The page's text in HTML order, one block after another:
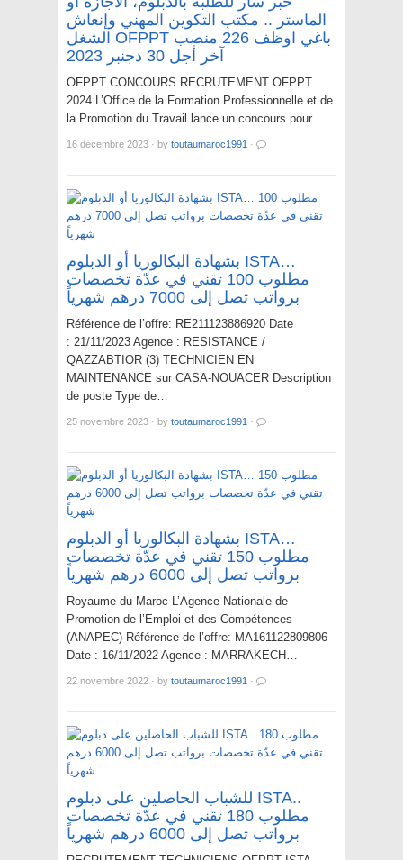
الماستر .. مكتب التكوين المهني وإنعاش
الشغل OFPPT باغي اوظف 226 منصب
آخر أجل 30 دجنبر 2023
OFPPT CONCOURS RECRUTEMENT OFPPT
2024 L’Office de la Formation Professionnelle et de
la Promotion du Travail lance un concours pour…
16 décembre 2023 · by toutaumaroc1991 ·
بشهادة البكالوريا أو الدبلوم ISTA…
مطلوب 100 تقني في عدّة تخصصات
برواتب تصل إلى 7000 درهم شهرياً
Référence de l’offre: RE211123886920 Date
: 21/11/2023 Agence : RESISTANCE /
QAZZABTIOR (3) TECHNICIEN EN
MAINTENANCE sur CASA-NOUACER Description
de poste Type de…
25 novembre 2023 · by toutaumaroc1991 ·
بشهادة البكالوريا أو الدبلوم ISTA…
مطلوب 150 تقني في عدّة تخصصات
برواتب تصل إلى 6000 درهم شهرياً
Royaume du Maroc L’Agence Nationale de
Promotion de l’Emploi et des Compétences
(ANAPEC) Référence de l’offre: MA161122809806
Date : 16/11/2022 Agence : MARRAKECH…
22 novembre 2022 · by toutaumaroc1991 ·
للشباب الحاصلين على دبلوم ISTA..
مطلوب 180 تقني في عدّة تخصصات
برواتب تصل إلى 6000 درهم شهرياً